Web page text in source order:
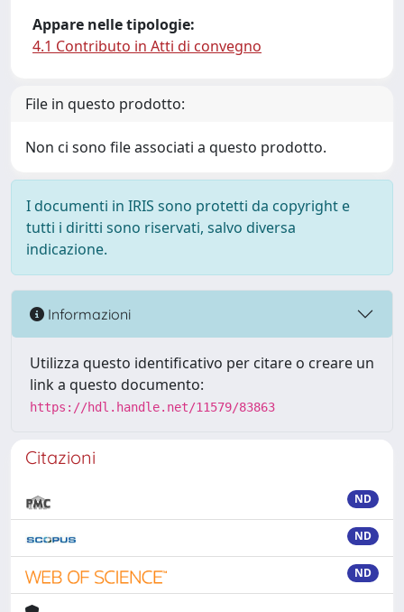
Appare nelle tipologie:
4.1 Contributo in Atti di convegno
File in questo prodotto:
Non ci sono file associati a questo prodotto.
I documenti in IRIS sono protetti da copyright e
tutti i diritti sono riservati, salvo diversa
indicazione.
Informazioni
Utilizza questo identificativo per citare o creare un
link a questo documento:
https://hdl.handle.net/11579/83863
Citazioni
ND
ND
ND